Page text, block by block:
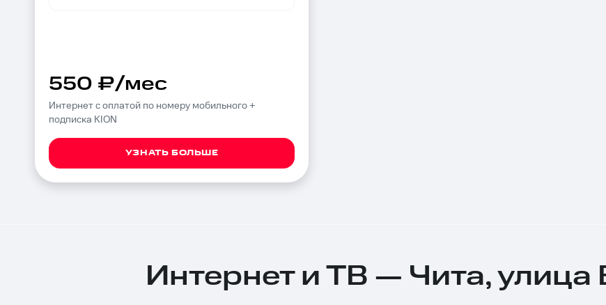
550 ₽/мес
Интернет с оплатой по номеру мобильного +
подписка KION
УЗНАТЬ БОЛЬШЕ
Интернет и ТВ — Чита, улица